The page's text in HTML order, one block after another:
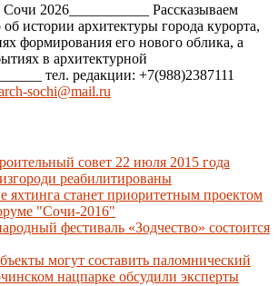
2026___________ Рассказываем
истории архитектуры города курорта,
формирования его нового облика, а
в архитектурной
тел. редакции: +7(988)2387111
sochi@mail.ru
совет 22 июля 2015 года
реабилитированы
яхтинга станет приоритетным проектом
"Сочи-2016"
фестиваль «Зодчество» состоится
могут составить паломнический
нацпарке обсудили эксперты